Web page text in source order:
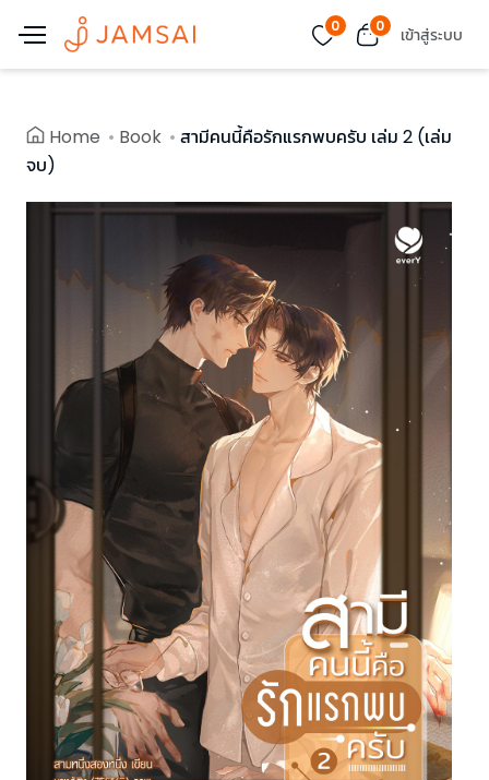
0 0 เข้าสู่ระบบ
Home Book
สามีคนนี้คือรักแรกพบครับ เล่ม 2 (เล่ม
จบ)